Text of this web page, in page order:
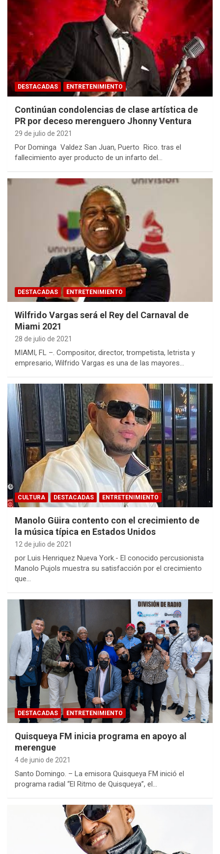
DESTACADAS ENTRETENIMIENTO
Continúan condolencias de clase artística de
PR por deceso merenguero Jhonny Ventura
29 de julio de 2021
Por Dominga Valdez San Juan, Puerto Rico. tras el
fallecimiento ayer producto de un infarto del…
DESTACADAS ENTRETENIMIENTO
Wilfrido Vargas será el Rey del Carnaval de
Miami 2021
28 de julio de 2021
MIAMI, FL –. Compositor, director, trompetista, letrista y
empresario, Wilfrido Vargas es una de las mayores…
CULTURA DESTACADAS ENTRETENIMIENTO
Manolo Güira contento con el crecimiento de
la música típica en Estados Unidos
12 de julio de 2021
por Luis Henriquez Nueva York.- El conocido percusionista
Manolo Pujols muestra su satisfacción por el crecimiento
que…
DESTACADAS ENTRETENIMIENTO
Quisqueya FM inicia programa en apoyo al
merengue
4 de junio de 2021
Santo Domingo. – La emisora Quisqueya FM inició el
programa radial “El Ritmo de Quisqueya”, el…